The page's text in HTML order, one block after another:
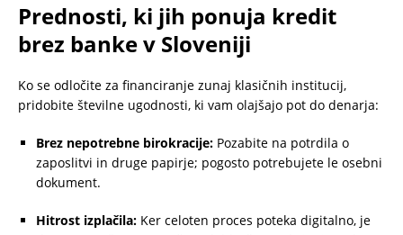
Prednosti, ki jih ponuja kredit
brez banke v Sloveniji
Ko se odločite za financiranje zunaj klasičnih institucij,
pridobite številne ugodnosti, ki vam olajšajo pot do denarja:
Brez nepotrebne birokracije: Pozabite na potrdila o
zaposlitvi in druge papirje; pogosto potrebujete le osebni
dokument.
Hitrost izplačila: Ker celoten proces poteka digitalno, je